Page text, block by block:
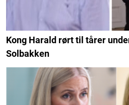
Kong Harald rørt til tårer
Solbakken